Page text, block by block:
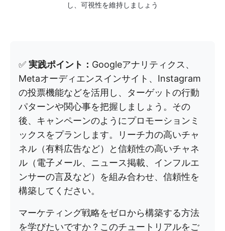
し、可視性を維持しましょう
✅ 実践ポイント： Googleアナリティクス、
Metaオーディエンスインサイト、Instagram
の投票機能などを活用し、ターゲットの行動
パターンや関心事を把握しましょう。その
後、キャンペーンのようにプロモーションミ
ックスをプランします。リーチ力の高いチャ
ネル（有料広告など）と信頼性の高いチャネ
ル（電子メール、ニュース掲載、インフルエ
ンサーの言及など）を組み合わせ、信頼性を
構築してください。
マーケティング戦略をゼロから構築する方法
を学びたいですか？このチュートリアルをご